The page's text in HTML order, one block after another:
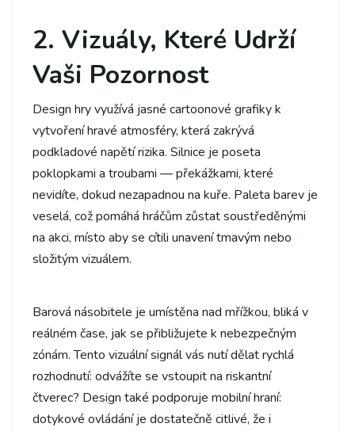
2. Vizuály, Které Udrží
Vaši Pozornost
Design hry využívá jasné cartoonové grafiky k
vytvoření hravé atmosféry, která zakrývá
podkladové napětí rizika. Silnice je poseta
poklopkami a troubami — překážkami, které
nevidíte, dokud nezapadnou na kuře. Paleta barev je
veselá, což pomáhá hráčům zůstat soustředěnými
na akci, místo aby se cítili unavení tmavým nebo
složitým vizuálem.
Barová násobitele je umístěna nad mřížkou, bliká v
reálném čase, jak se přibližujete k nebezpečným
zónám. Tento vizuální signál vás nutí dělat rychlá
rozhodnutí: odvážíte se vstoupit na riskantní
čtverec? Design také podporuje mobilní hraní:
dotykové ovládání je dostatečně citlivé, že i